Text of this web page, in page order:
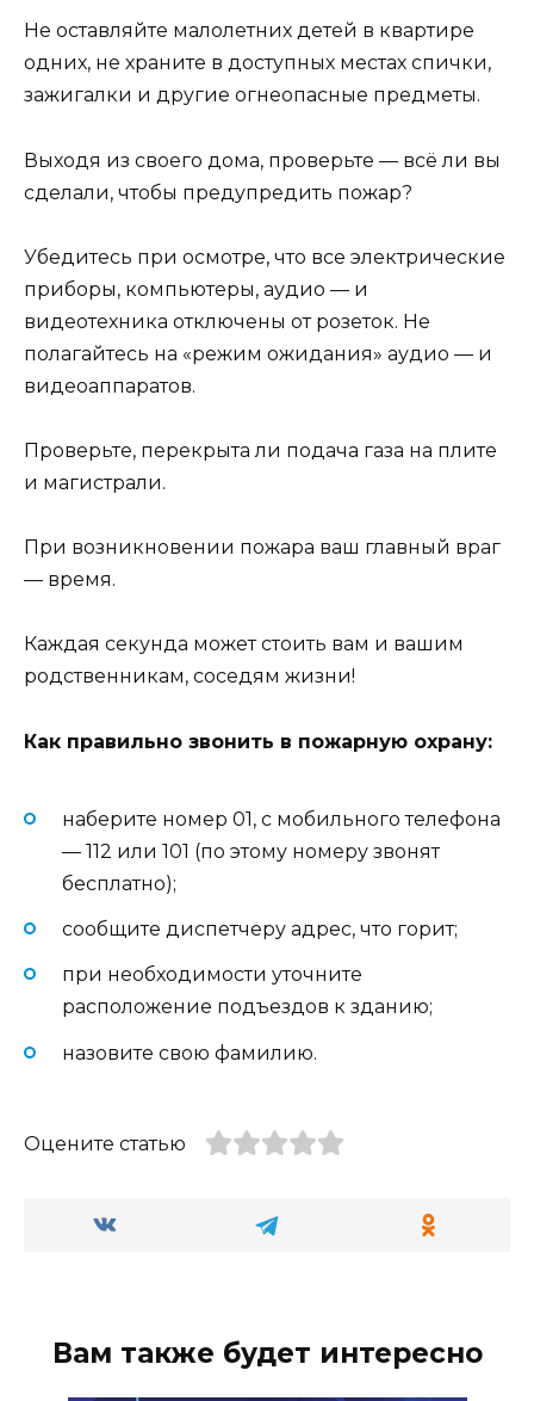
Не оставляйте малолетних детей в квартире
одних, не храните в доступных местах спички,
зажигалки и другие огнеопасные предметы.
Выходя из своего дома, проверьте — всё ли вы
сделали, чтобы предупредить пожар?
Убедитесь при осмотре, что все электрические
приборы, компьютеры, аудио — и
видеотехника отключены от розеток. Не
полагайтесь на «режим ожидания» аудио — и
видеоаппаратов.
Проверьте, перекрыта ли подача газа на плите
и магистрали.
При возникновении пожара ваш главный враг
— время.
Каждая секунда может стоить вам и вашим
родственникам, соседям жизни!
Как правильно звонить в пожарную охрану:
наберите номер 01, с мобильного телефона
— 112 или 101 (по этому номеру звонят
бесплатно);
сообщите диспетчеру адрес, что горит;
при необходимости уточните
расположение подъездов к зданию;
назовите свою фамилию.
Оцените статью
Вам также будет интересно